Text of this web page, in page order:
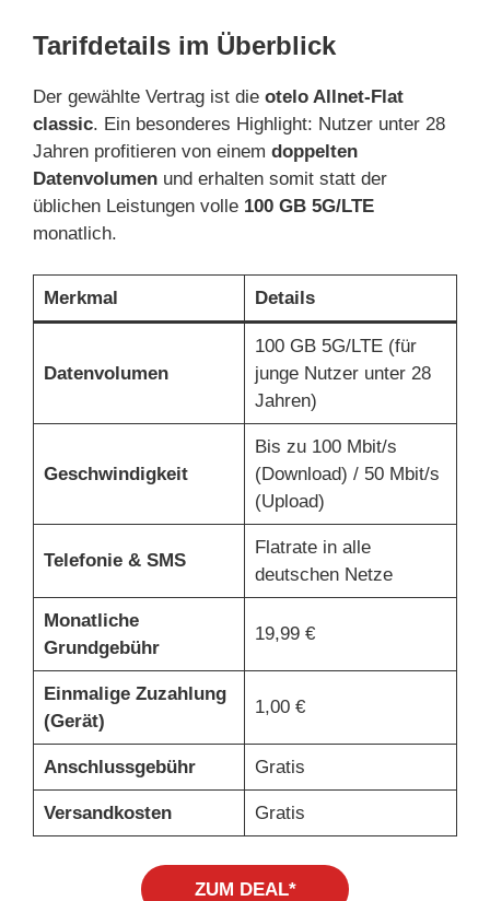
Tarifdetails im Überblick
Der gewählte Vertrag ist die otelo Allnet-Flat
classic. Ein besonderes Highlight: Nutzer unter 28
Jahren profitieren von einem doppelten
Datenvolumen und erhalten somit statt der
üblichen Leistungen volle 100 GB 5G/LTE
monatlich.
Merkmal Details
Datenvolumen
100 GB 5G/LTE (für
junge Nutzer unter 28
Jahren)
Geschwindigkeit
Bis zu 100 Mbit/s
(Download) / 50 Mbit/s
(Upload)
Telefonie & SMS
Flatrate in alle
deutschen Netze
Monatliche
Grundgebühr
19,99 €
Einmalige Zuzahlung
(Gerät)
1,00 €
Anschlussgebühr Gratis
Versandkosten Gratis
ZUM DEAL*